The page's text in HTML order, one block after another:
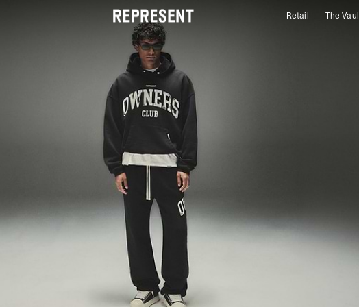
CLUB DES PROPRIÉTAIRES | REPRESENT Retail The